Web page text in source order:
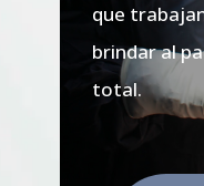
que
brindar al
total.